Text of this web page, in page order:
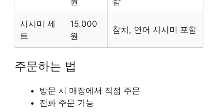
사시미 세
트
15.000
원
참치, 연어 사시미 포함
주문하는 법
방문 시 매장에서 직접 주문
전화 주문 가능